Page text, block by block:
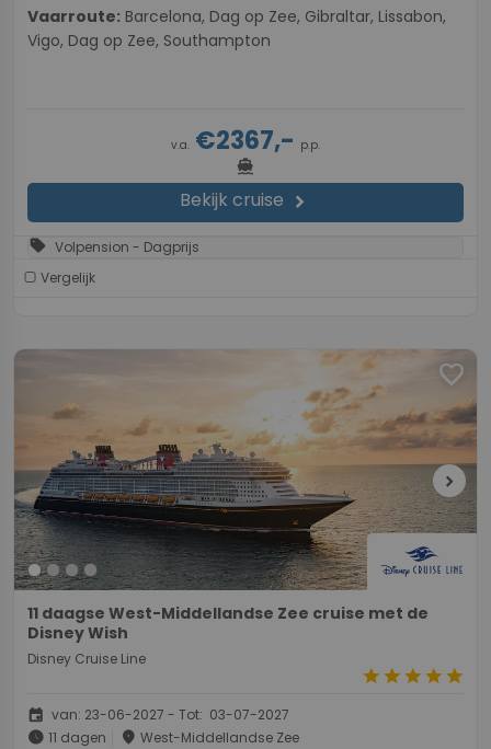
Vaarroute:
Vigo, Dag op Zee, Southampton
v.a. €2367,- p.p.
directions_boat
Bekijk cruise chevron_right
sell Volpension - Dagprijs
Vergelijk
favorite
chevron_right
11 daagse West-Middellandse Zee cruise met de
Disney Wish
Disney Cruise Line
starstarstarstarstar
event van: 23-06-2027 - Tot: 03-07-2027
schedule 11 dagen place West-Middellandse Zee